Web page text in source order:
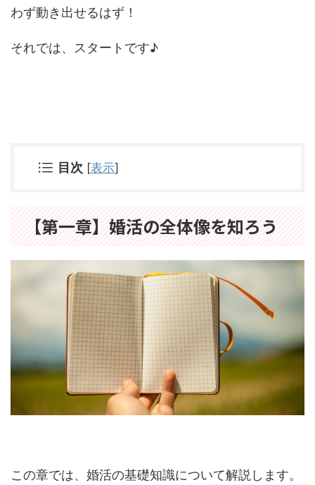
わず動き出せるはず！
それでは、スタートです♪
目次 [表示]
【第一章】婚活の全体像を知ろう
この章では、婚活の基礎知識について解説します。